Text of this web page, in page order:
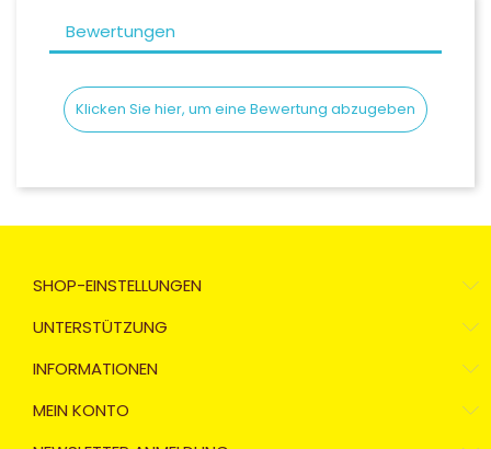
Bewertungen
Klicken Sie hier, um eine Bewertung abzugeben
SHOP-EINSTELLUNGEN
UNTERSTÜTZUNG
INFORMATIONEN
MEIN KONTO